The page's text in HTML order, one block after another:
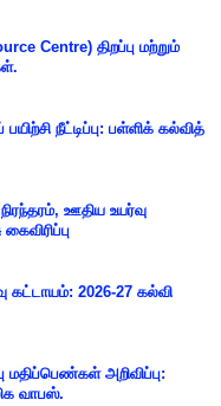
Centre) திறப்பு மற்றும்
நீட்டிப்பு: பள்ளிக் கல்வித்
ஊதிய உயர்வு
கட்டாயம்: 2026-27 கல்வி
மதிப்பெண்கள் அறிவிப்பு:
வாபஸ்.